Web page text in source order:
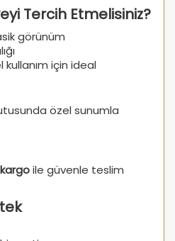
Tercih Etmelisiniz?
görünüm
için ideal
özel sunumla
ile güvenle teslim